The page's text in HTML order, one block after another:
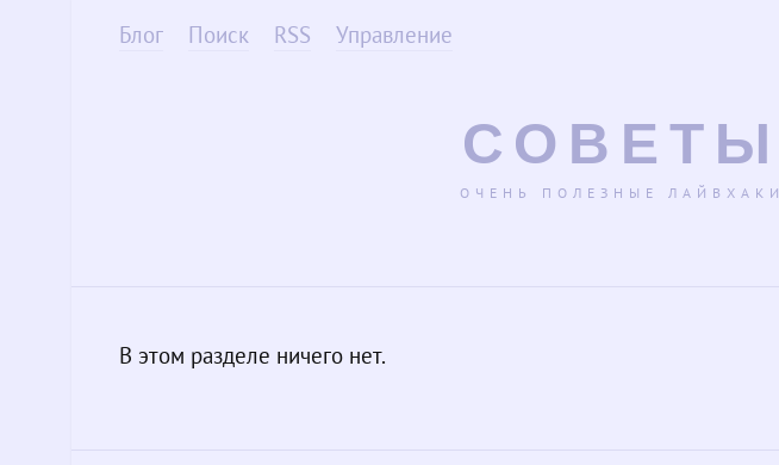
Блог Поиск RSS Управление
СОВЕТЫ
ОЧЕНЬ ПОЛЕЗНЫЕ ЛАЙВХАКИ
В этом разделе ничего нет.